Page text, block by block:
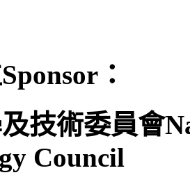
：
技術委員會
Council